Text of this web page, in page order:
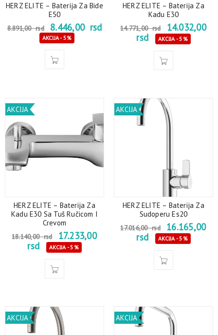
HERZ ELITE – Baterija Za Bide
E50
8.891,00rsd 8.446,00 rsd
AKCIJA - 5%
HERZ ELITE – Baterija Za
Kadu E30
14.771,00rsd
14.032,00
rsd
AKCIJA - 5%
AKCIJA
HERZ ELITE – Baterija Za
Kadu E30 Sa Tuš Ručicom I
Crevom
18.140,00rsd
17.233,00
rsd
AKCIJA - 5%
AKCIJA
HERZ ELITE – Baterija Za
Sudoperu Es20
17.016,00rsd
16.165,00
rsd
AKCIJA - 5%
AKCIJA AKCIJA